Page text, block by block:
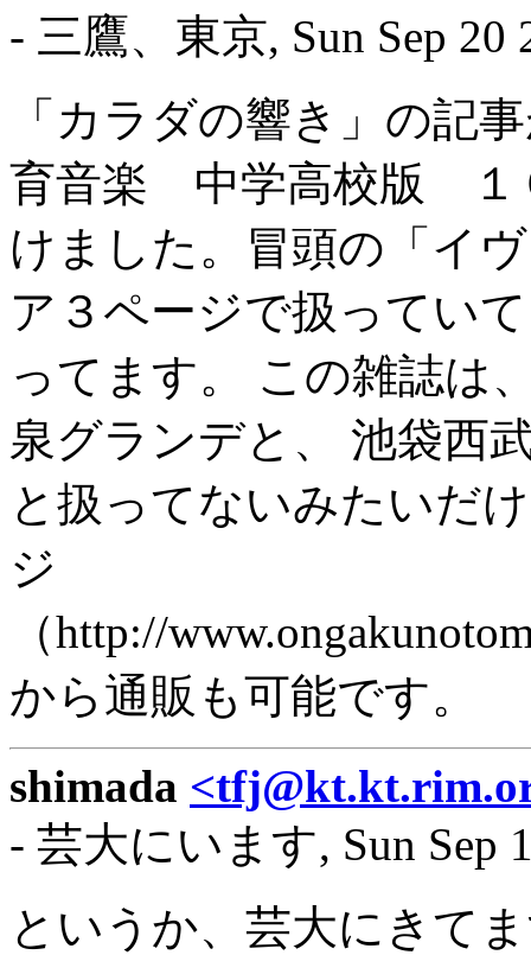
- 三鷹、東京, Sun Sep 20
「カラダの響き」の記
育音楽 中学高校版 １
けました。冒頭の「イ
ア３ページで扱ってい
ってます。 この雑誌は
泉グランデと、 池袋西
と扱ってないみたいだ
ジ
（http://
から通販も可能です。
shimada
- 芸大にいます, Sun Sep
というか、芸大にきて